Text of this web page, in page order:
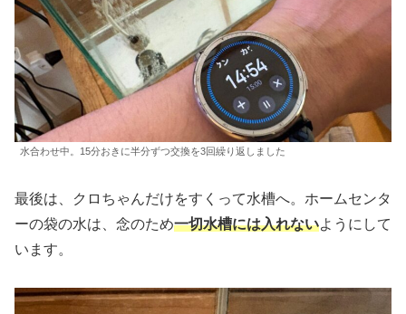
水合わせ中。15分おきに半分ずつ交換を3回繰り返しました
最後は、クロちゃんだけをすくって水槽へ。ホームセンタ
ーの袋の水は、念のため一切水槽には入れないようにして
います。